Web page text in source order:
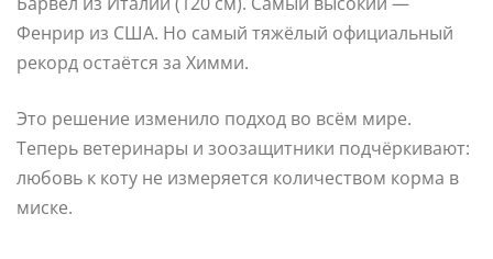
Фенрир из США. Но самый тяжёлый официальный
рекорд остаётся за Химми.
Это решение изменило подход во всём мире.
Теперь ветеринары и зоозащитники подчёркивают:
любовь к коту не измеряется количеством корма в
миске.